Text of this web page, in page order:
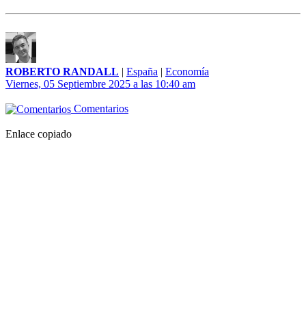
ROBERTO RANDALL | España | Economía
Viernes, 05 Septiembre 2025 a las 10:40 am
Comentarios
Enlace copiado